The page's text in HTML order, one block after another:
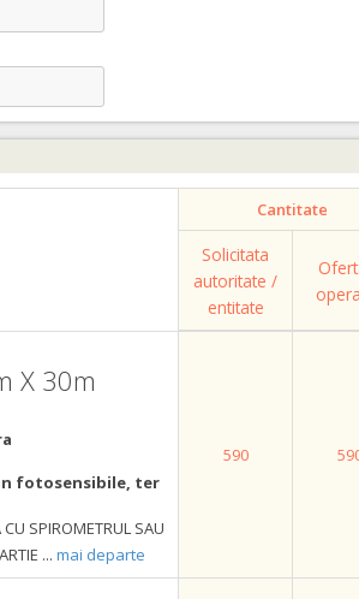
Cantitate
Solicitata
autoritate /
entitate
X 30m
fotosensibile, ter
SPIROMETRUL SAU
... mai departe
590